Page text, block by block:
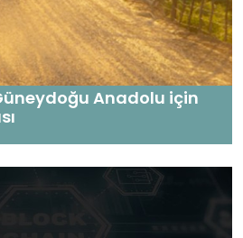
Anadolu için